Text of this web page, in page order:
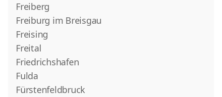
Freiberg
Freiburg im Breisgau
Freising
Freital
Friedrichshafen
Fulda
Fürstenfeldbruck